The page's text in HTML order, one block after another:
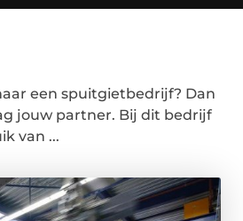
een spuitgietbedrijf? Dan
jouw partner. Bij dit bedrijf
van ...